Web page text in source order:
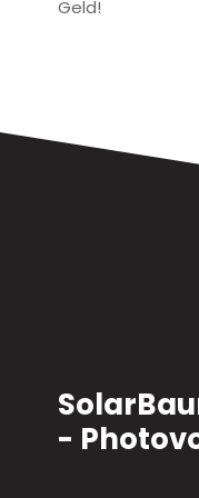
Geld!
-